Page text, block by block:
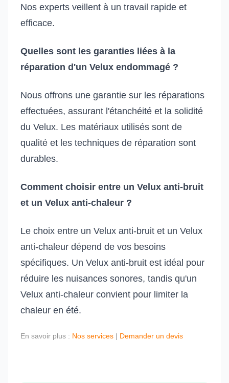
Nos experts veillent à un travail rapide et
efficace.
Quelles sont les garanties liées à la
réparation d'un Velux endommagé ?
Nous offrons une garantie sur les réparations
effectuées, assurant l'étanchéité et la solidité
du Velux. Les matériaux utilisés sont de
qualité et les techniques de réparation sont
durables.
Comment choisir entre un Velux anti-bruit
et un Velux anti-chaleur ?
Le choix entre un Velux anti-bruit et un Velux
anti-chaleur dépend de vos besoins
spécifiques. Un Velux anti-bruit est idéal pour
réduire les nuisances sonores, tandis qu'un
Velux anti-chaleur convient pour limiter la
chaleur en été.
En savoir plus : Nos services | Demander un devis